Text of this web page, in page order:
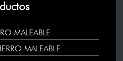
MALEABLE
MALEABLE